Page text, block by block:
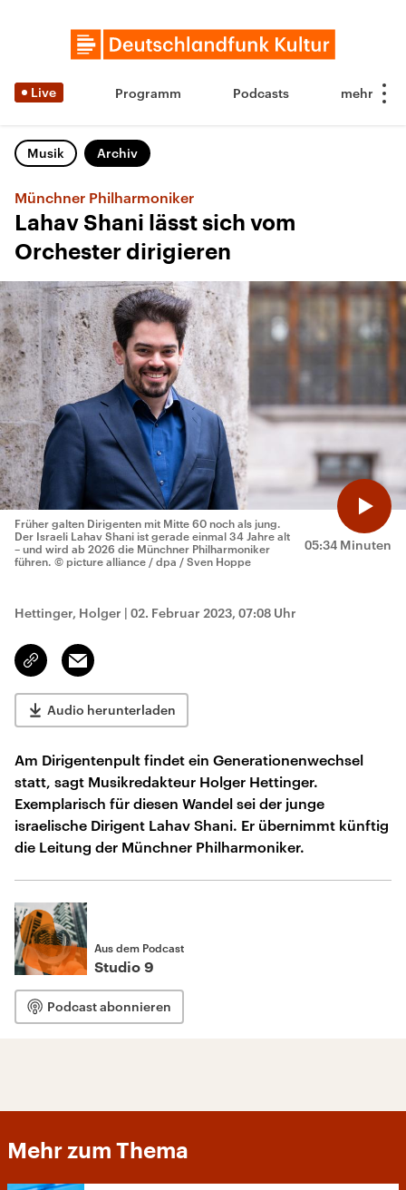
Live Programm Podcasts
Musik Archiv
Münchner Philharmoniker
Lahav Shani lässt sich vom
Orchester dirigieren
05:34 Minuten
Früher galten Dirigenten mit Mitte 60 noch als jung.
Der Israeli Lahav Shani ist gerade einmal 34 Jahre alt
– und wird ab 2026 die Münchner Philharmoniker
führen. © picture alliance / dpa / Sven Hoppe
Hettinger, Holger | 02. Februar 2023, 07:08 Uhr
Link
kopieren/teilen
Email
Audio herunterladen
Am Dirigentenpult findet ein Generationenwechsel
statt, sagt Musikredakteur Holger Hettinger.
Exemplarisch für diesen Wandel sei der junge
israelische Dirigent Lahav Shani. Er übernimmt künftig
die Leitung der Münchner Philharmoniker.
Aus dem Podcast
Studio 9
Podcast abonnieren
Mehr zum Thema